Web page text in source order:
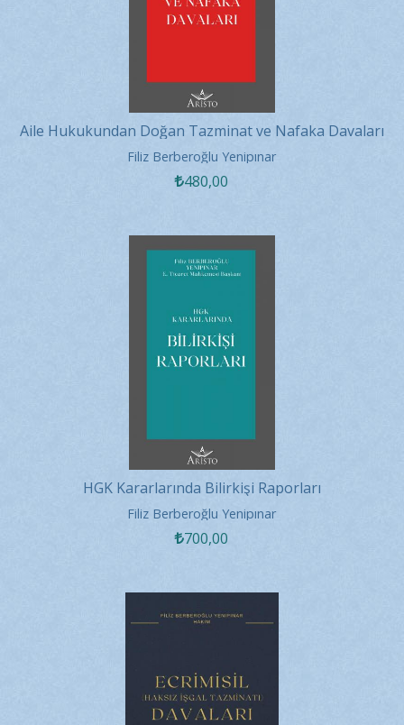
Aile Hukukundan Doğan Tazminat ve Nafaka Davaları
Filiz Berberoğlu Yenipınar
480,00
HGK Kararlarında Bilirkişi Raporları
Filiz Berberoğlu Yenipınar
700,00